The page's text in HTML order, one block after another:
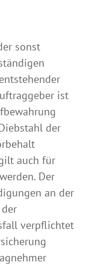
sonst
ist
der
auch für
Der
an der
verpflichtet